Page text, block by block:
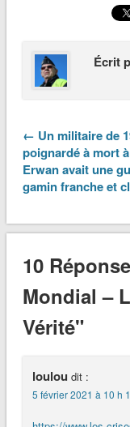
Écrit
← Un militaire de
poignardé à mort
Erwan avait une
gamin franche et
10
Mondial –
Vérité"
loulou dit :
5 février 2021 à 10 h